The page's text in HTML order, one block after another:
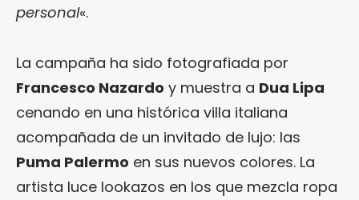
personal«.
La campaña ha sido fotografiada por
Francesco Nazardo y muestra a Dua Lipa
cenando en una histórica villa italiana
acompañada de un invitado de lujo: las
Puma Palermo en sus nuevos colores. La
artista luce lookazos en los que mezcla ropa